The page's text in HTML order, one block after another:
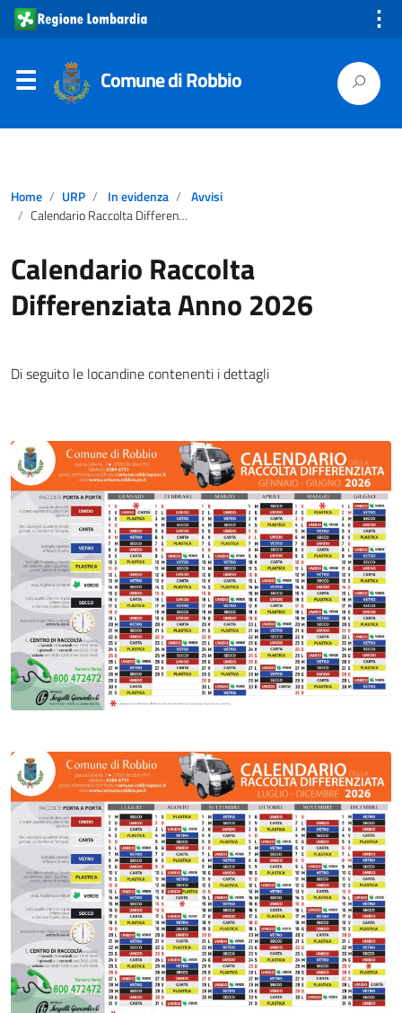
⋮
Comune di Robbio
Home URP In evidenza
Avvisi
Calendario Raccolta Differenziata Anno 2026
Calendario Raccolta
Differenziata Anno 2026
Di seguito le locandine contenenti i dettagli